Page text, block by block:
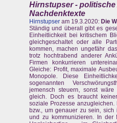
Hirnstupser -
Nachdenktexte
Hirnstupser am 19.3.2020: Die
Ständig und überall gibt es
Einheitlichkeit bei kritischem
gleichgeschaltet oder alle
kommen, machen ungefähr
trotz hochtrabend anderer
Firmen konkurrieren
Gleiche: Profit, maximale
Monopole. Diese
sogenannten
jemensch steuern, sonst
gleich. Doch es braucht
soziale Prozesse
bzw., um genauer zu sein,
und zu kommunizieren. In der